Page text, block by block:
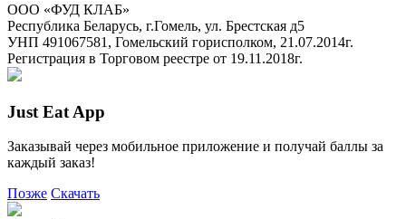
ООО «ФУД КЛАБ»
Республика Беларусь, г.Гомель, ул. Брестская д5
УНП 491067581, Гомельский горисполком, 21.07.2014г.
Регистрация в Торговом реестре от 19.11.2018г.
Just Eat App
Заказывай через мобильное приложение и получай баллы за
каждый заказ!
Позже Скачать